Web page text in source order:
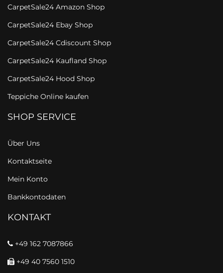
CarpetSale24 Amazon Shop
CarpetSale24 Ebay Shop
CarpetSale24 Cdiscount Shop
CarpetSale24 Kaufland Shop
CarpetSale24 Hood Shop
Teppiche Online kaufen
SHOP SERVICE
Über Uns
Kontaktseite
Mein Konto
Bankkontodaten
KONTAKT
+49 162 7087866
+49 40 7560 1510